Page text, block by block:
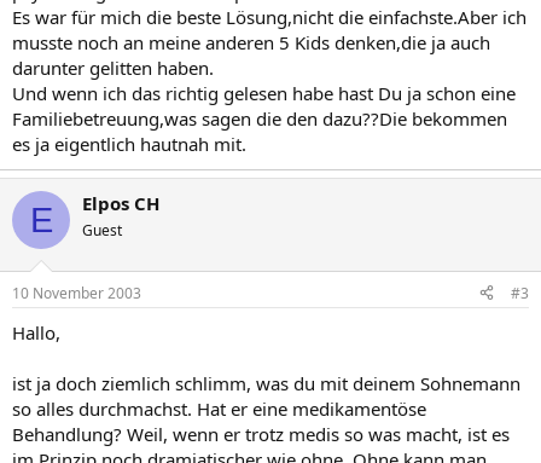
Es war für mich die beste Lösung,nicht die einfachste.Aber ich
musste noch an meine anderen 5 Kids denken,die ja auch
darunter gelitten haben.
Und wenn ich das richtig gelesen habe hast Du ja schon eine
Familiebetreuung,was sagen die den dazu??Die bekommen
es ja eigentlich hautnah mit.
E Elpos CH
Guest
10 November 2003 #3
Hallo,
ist ja doch ziemlich schlimm, was du mit deinem Sohnemann
so alles durchmachst. Hat er eine medikamentöse
Behandlung? Weil, wenn er trotz medis so was macht, ist es